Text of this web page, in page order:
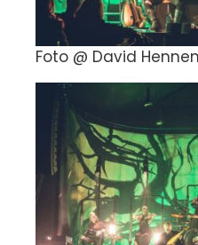
Foto @ David